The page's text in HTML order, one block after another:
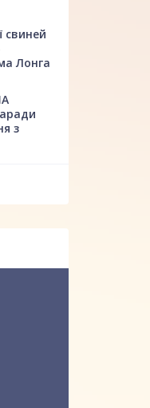
свиней
Лонга
з